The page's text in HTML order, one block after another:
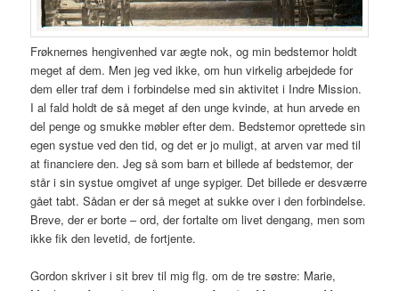
Frøknernes hengivenhed var ægte nok, og min bedstemor holdt
meget af dem. Men jeg ved ikke, om hun virkelig arbejdede for
dem eller traf dem i forbindelse med sin aktivitet i Indre Mission.
I al fald holdt de så meget af den unge kvinde, at hun arvede en
del penge og smukke møbler efter dem. Bedstemor oprettede sin
egen systue ved den tid, og det er jo muligt, at arven var med til
at financiere den. Jeg så som barn et billede af bedstemor, der
står i sin systue omgivet af unge sypiger. Det billede er desværre
gået tabt. Sådan er der så meget at sukke over i den forbindelse.
Breve, der er borte – ord, der fortalte om livet dengang, men som
ikke fik den levetid, de fortjente.
Gordon skriver i sit brev til mig flg. om de tre søstre: Marie,